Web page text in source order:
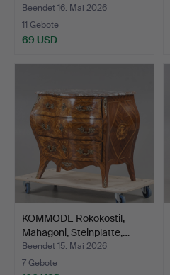
Beendet 16. Mai 2026
11 Gebote
69 USD
KOMMODE Rokokostil,
Mahagoni, Steinplatte,…
Beendet 15. Mai 2026
7 Gebote